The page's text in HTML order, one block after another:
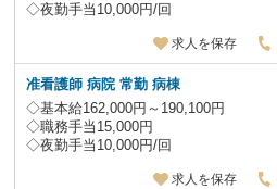
◇夜勤手当10,000円/回
求人を保存
准看護師 病院 常勤 病棟
◇基本給162,000円～190,100円
◇職務手当15,000円
◇夜勤手当10,000円/回
求人を保存